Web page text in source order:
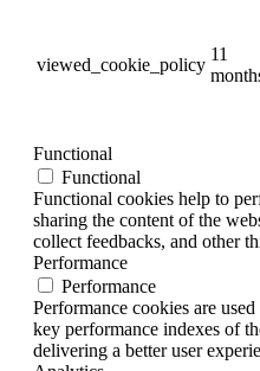
viewed_cookie_policy
11
Functional
Functional
Functional cookies help to
sharing the content of the
collect feedbacks, and other
Performance
Performance
Performance cookies are
key performance indexes of
delivering a better user